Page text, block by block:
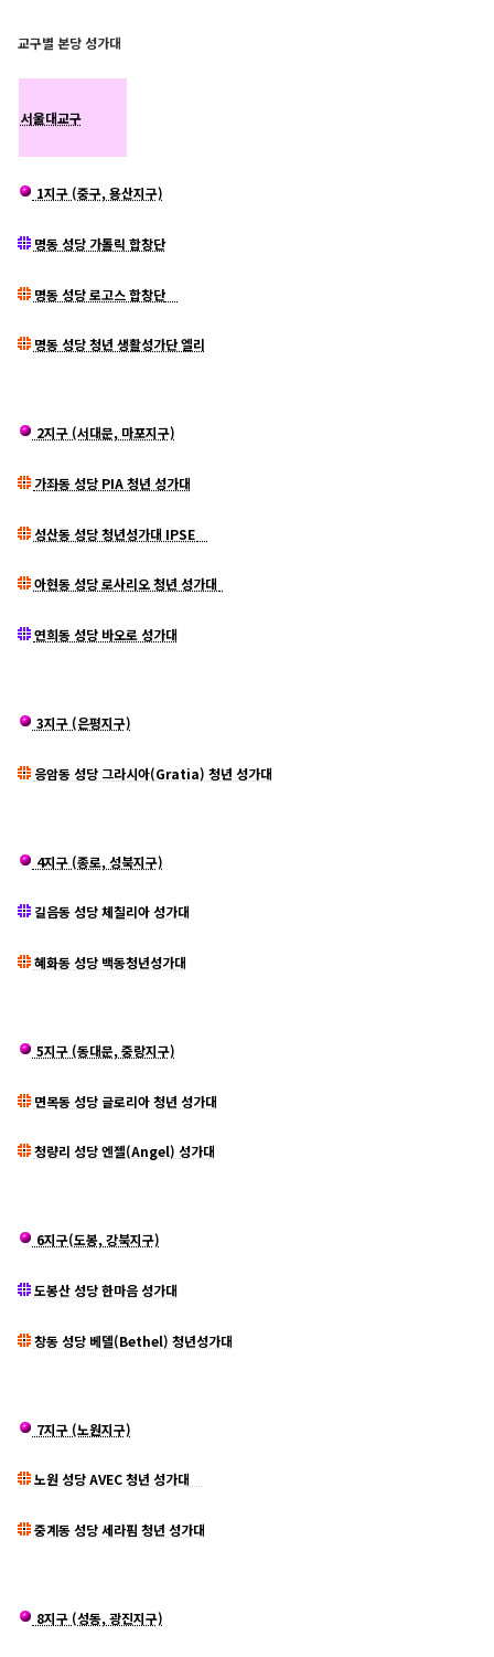
교구별 본당 성가대
서울대교구
1지구 (중구, 용산지구)
명동 성당 가톨릭 합창단
명동 성당 로고스 합창단
명동 성당 청년 생활성가단 엘리
2지구 (서대문, 마포지구)
가좌동 성당 PIA 청년 성가대
성산동 성당 청년성가대 IPSE
아현동 성당 로사리오 청년 성가대
연희동 성당 바오로 성가대
3지구 (은평지구)
응암동 성당 그라시아(Gratia) 청년 성가대
4지구 (종로, 성북지구)
길음동 성당 체칠리아 성가대
혜화동 성당 백동청년성가대
5지구 (동대문, 중랑지구)
면목동 성당 글로리아 청년 성가대
청량리 성당 엔젤(Angel) 성가대
6지구(도봉, 강북지구)
도봉산 성당 한마음 성가대
창동 성당 베델(Bethel) 청년성가대
7지구 (노원지구)
노원 성당 AVEC 청년 성가대
중계동 성당 세라핌 청년 성가대
8지구 (성동, 광진지구)